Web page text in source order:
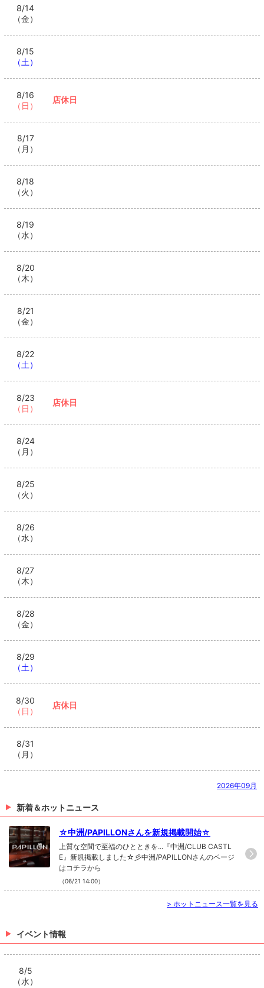
8/14
（金）
8/15
（土）
8/16
（日）
店休日
8/17
（月）
8/18
（火）
8/19
（水）
8/20
（木）
8/21
（金）
8/22
（土）
8/23
（日）
店休日
8/24
（月）
8/25
（火）
8/26
（水）
8/27
（木）
8/28
（金）
8/29
（土）
8/30
（日）
店休日
8/31
（月）
2026年09月
新着＆ホットニュース
☆中洲/PAPILLONさんを新規掲載開始☆
上質な空間で至福のひとときを...『中洲/CLUB CASTL
E』新規掲載しました☆彡中洲/PAPILLONさんのページ
はコチラから
（06/21 14:00）
> ホットニュース一覧を見る
イベント情報
8/5
（水）